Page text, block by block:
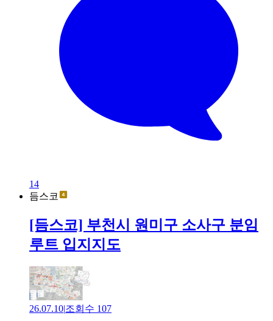
14
듬스코
[듬스코] 부천시 원미구 소사구 분임
루트 입지지도
26.07.10|조회수 107